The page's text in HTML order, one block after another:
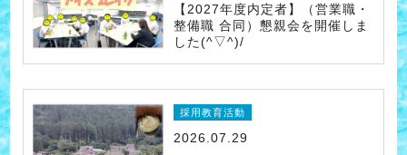
【2027年度内定者】（営業職・
整備職 合同）懇親会を開催しま
した(^▽^)/
採用教育活動
2026.07.29